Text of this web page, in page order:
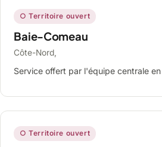
○ Territoire ouvert
Baie-Comeau
Côte-Nord,
Service offert par l'équipe centrale
○ Territoire ouvert